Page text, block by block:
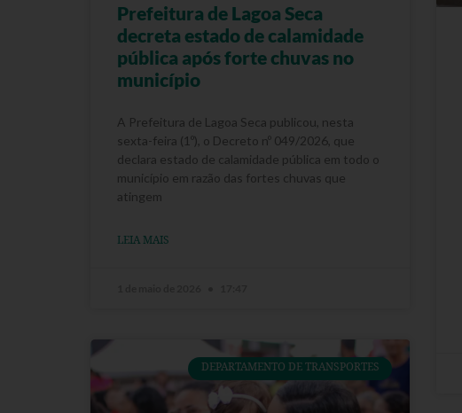
Prefeitura de Lagoa Seca
decreta estado de calamidade
pública após forte chuvas no
município
A Prefeitura de Lagoa Seca publicou, nesta
sexta-feira (1º), o Decreto nº 049/2026, que
declara estado de calamidade pública em todo o
município em razão das fortes chuvas que
atingem
LEIA MAIS
DEPARTAMENTO DE TRANSPORTES